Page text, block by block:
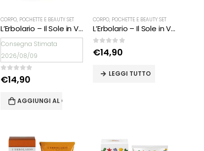
CORPO, POCHETTE E BEAUTY SET
L’Erbolario – Il Sole in Viaggio – POCHETTE GIALLA SPF 30
Consegna Stimata
2026/08/09
Su 5
€14,90
AGGIUNGI AL CARRELLO
CORPO, POCHETTE E BEAUTY SET
L’Erbolario – Il Sole in Viaggio – POCHETTE TURCHESE SPF 50+
Su 5
€14,90
LEGGI TUTTO